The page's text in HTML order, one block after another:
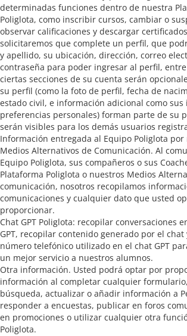
determinadas funciones dentro de nuestra
Poliglota, como inscribir cursos, cambiar o
observar calificaciones y descargar
solicitaremos que complete un perfil, que
y apellido, su ubicación, dirección, correo
contraseña para poder ingresar al perfil,
ciertas secciones de su cuenta serán
su perfil (como la foto de perfil, fecha de
estado civil, e información adicional como sus
preferencias personales) forman parte de su
serán visibles para los demás usuarios
Información entregada al Equipo Poliglota
Medios Alternativos de Comunicación. Al
Equipo Poliglota, sus compañeros o sus
Plataforma Poliglota o nuestros Medios
comunicación, nosotros recopilamos
comunicaciones y cualquier dato que usted
proporcionar.
Chat GPT Poliglota: recopilar conversaciones
GPT, recopilar contenido generado por el
número telefónico utilizado en el chat GPT
un mejor servicio a nuestros alumnos.
Otra información. Usted podrá optar por
información al completar cualquier
búsqueda, actualizar o añadir información a
responder a encuestas, publicar en foros
en promociones o utilizar cualquier otra
Poliglota.